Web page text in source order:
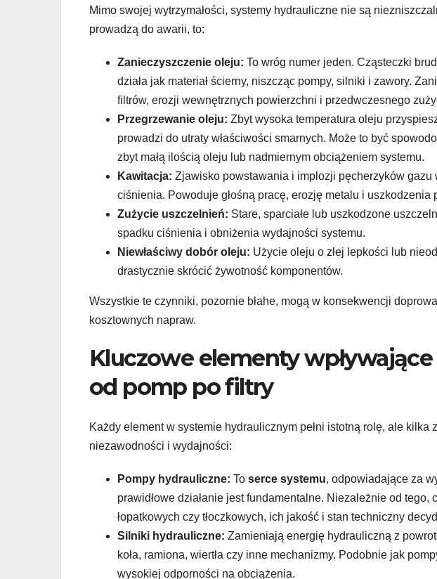
Mimo swojej wytrzymałości, systemy hydrauliczne nie są
prowadzą do awarii, to:
Zanieczyszczenie oleju: To wróg numer jeden. Cząsteczki
działa jak materiał ścierny, niszcząc pompy, silniki i zawory.
filtrów, erozji wewnętrznych powierzchni i przedwczesnego
Przegrzewanie oleju: Zbyt wysoka temperatura oleju
prowadzi do utraty właściwości smarnych. Może to być
zbyt małą ilością oleju lub nadmiernym obciążeniem systemu.
Kawitacja: Zjawisko powstawania i implozji pęcherzyków
ciśnienia. Powoduje głośną pracę, erozję metalu i uszkodzenia
Zużycie uszczelnień: Stare, sparciałe lub uszkodzone
spadku ciśnienia i obniżenia wydajności systemu.
Niewłaściwy dobór oleju: Użycie oleju o złej lepkości lub
drastycznie skrócić żywotność komponentów.
Wszystkie te czynniki, pozornie błahe, mogą w konsekwencji
kosztownych napraw.
Kluczowe elementy
od pomp po filtry
Każdy element w systemie hydraulicznym pełni istotną rolę, ale
niezawodności i wydajności:
Pompy hydrauliczne: To serce systemu, odpowiadające za
prawidłowe działanie jest fundamentalne. Niezależnie od tego,
łopatkowych czy tłoczkowych, ich jakość i stan techniczny
Silniki hydrauliczne: Zamieniają energię hydrauliczną z
koła, ramiona, wiertła czy inne mechanizmy. Podobnie jak
wysokiej odporności na obciążenia.